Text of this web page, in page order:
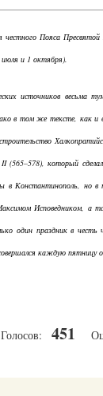
честного Пояса
июля и 1 октября).
источников весьма
в том же тексте, как и
(565–578), который
в Константинополь, но в
Исповедником, а
один праздник в
каждую пятницу
Голосов: 451